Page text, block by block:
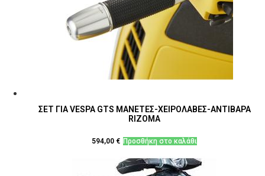
ΣΕΤ ΓΙΑ VESPA GTS ΜΑΝΕΤΕΣ-ΧΕΙΡΟΛΑΒΕΣ-ΑΝΤΙΒΑΡΑ
RIZOMA
594,00 € Προσθήκη στο καλάθι